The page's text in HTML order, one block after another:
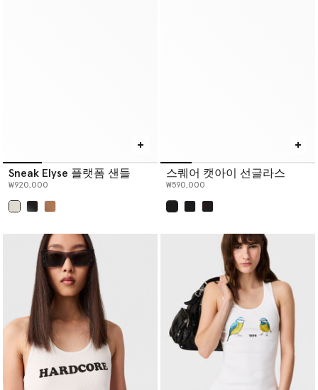
Sneak Elyse 플랫폼 샌들
₩920,000
스퀘어 캣아이 선글라스
₩590,000